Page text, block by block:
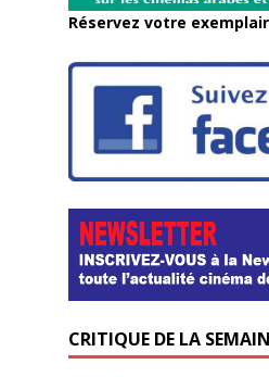
Réservez votre
CRITIQUE DE LA